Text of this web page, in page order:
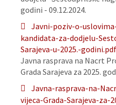
godini - 09.12.2024.
Javni-poziv-o-
kandidata-za-dodjelu-
Sarajeva-u-2025.-godini.pdf
Javna rasprava na Nacrt
Grada Sarajeva za 2025.
Javna-rasprava-na-
vijeca-Grada-Sarajeva-za-